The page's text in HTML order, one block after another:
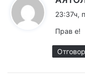
23:37ч,
Прав е!
Отговор